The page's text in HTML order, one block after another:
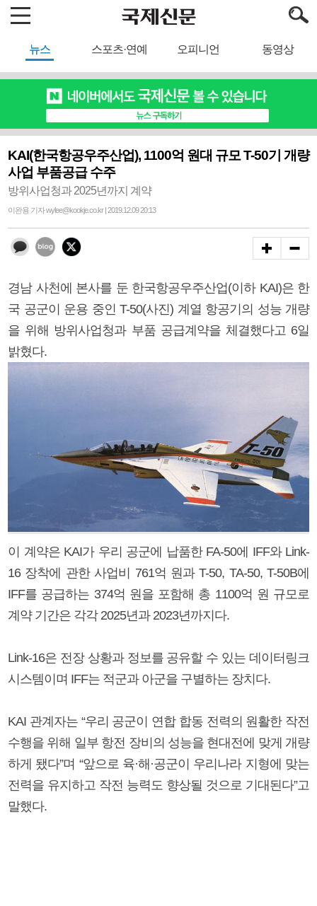
뉴스 스포츠·연예 오피니언 동영상
KAI(한국항공우주산업), 1100억 원대 규모 T-50기 개량
사업 부품공급 수주
방위사업청과 2025년까지 계약
이완용 기자 wylee@kookje.co.kr | 2019.12.09 20:13
경남 사천에 본사를 둔 한국항공우주산업(이하 KAI)은 한
국 공군이 운용 중인 T-50(사진) 계열 항공기의 성능 개량
을 위해 방위사업청과 부품 공급계약을 체결했다고 6일
밝혔다.
이 계약은 KAI가 우리 공군에 납품한 FA-50에 IFF와 Link-
16 장착에 관한 사업비 761억 원과 T-50, TA-50, T-50B에
IFF를 공급하는 374억 원을 포함해 총 1100억 원 규모로
계약 기간은 각각 2025년과 2023년까지다.
Link-16은 전장 상황과 정보를 공유할 수 있는 데이터링크
시스템이며 IFF는 적군과 아군을 구별하는 장치다.
KAI 관계자는 “우리 공군이 연합 합동 전력의 원활한 작전
수행을 위해 일부 항전 장비의 성능을 현대전에 맞게 개량
하게 됐다”며 “앞으로 육·해·공군이 우리나라 지형에 맞는
전력을 유지하고 작전 능력도 향상될 것으로 기대된다”고
말했다.